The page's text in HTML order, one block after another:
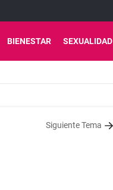
BIENESTAR SEXUALIDAD
Siguiente Tema